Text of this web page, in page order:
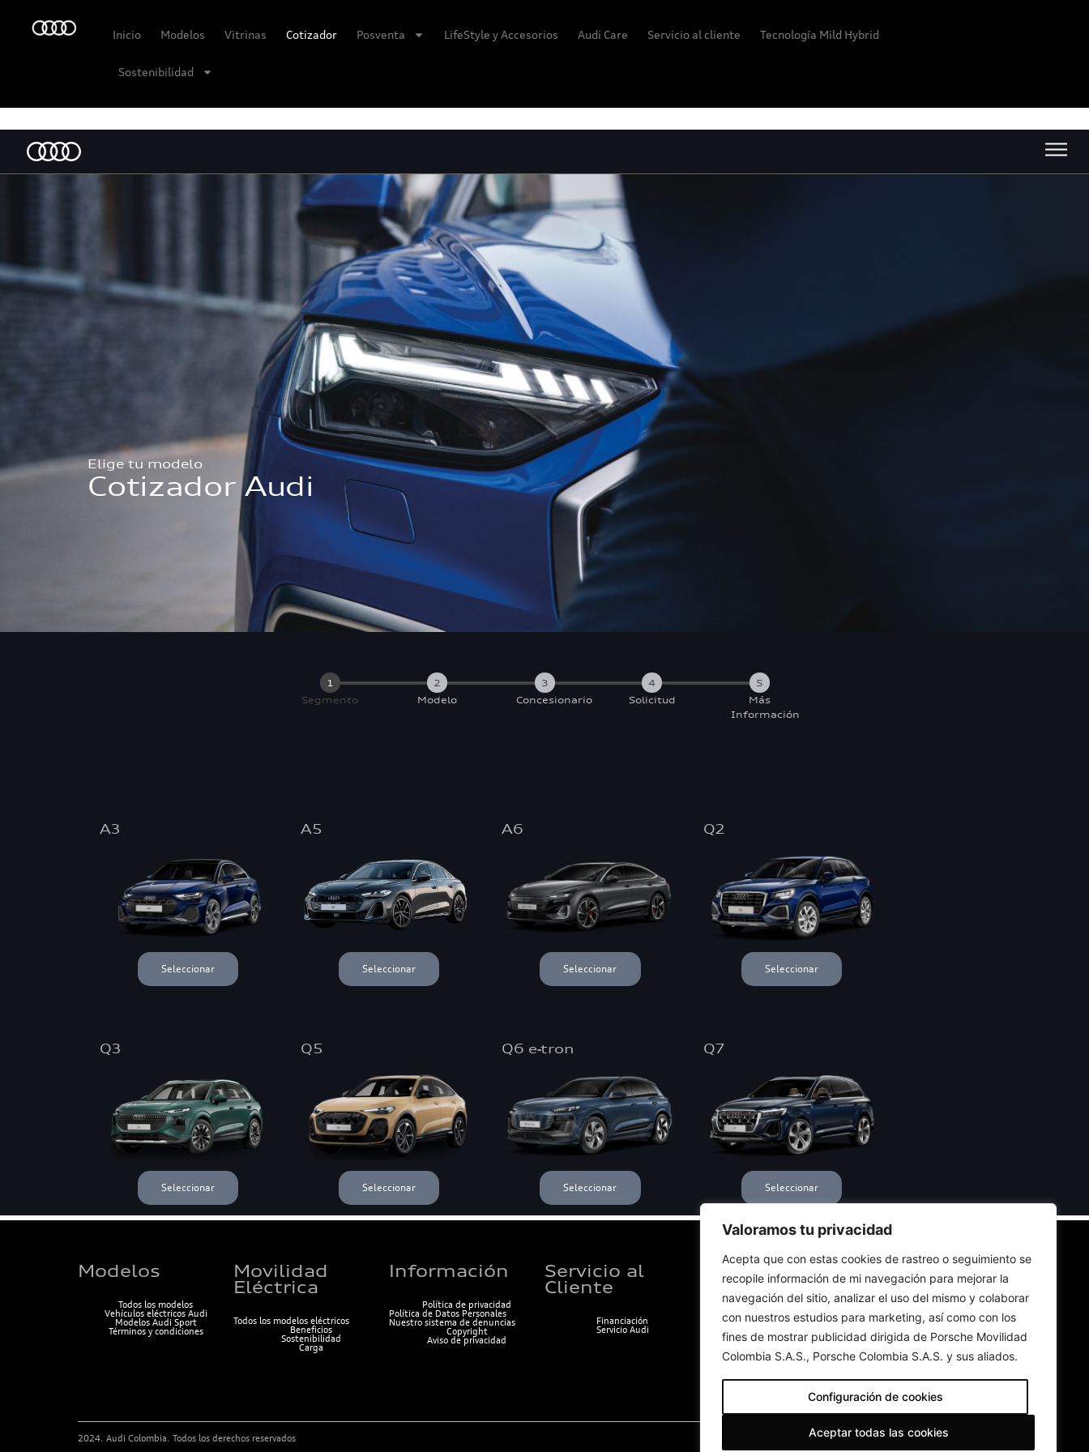
Valoramos tu privacidad
Acepta que con estas cookies de rastreo o seguimiento se
recopile información de mi navegación para mejorar la
navegación del sitio, analizar el uso del mismo y colaborar
con nuestros estudios para marketing, así como con los
fines de mostrar publicidad dirigida de Porsche Movilidad
Colombia S.A.S., Porsche Colombia S.A.S. y sus aliados.
Configuración de cookies
Aceptar todas las cookies
Inicio Modelos Vitrinas Cotizador Posventa LifeStyle y Accesorios Audi Care Servicio al cliente Tecnología Mild Hybrid
Sostenibilidad
Modelos
Todos los modelos
Vehículos eléctricos Audi
Modelos Audi Sport
Términos y condiciones
Movilidad
Eléctrica
Todos los modelos eléctricos
Beneficios
Sostenibilidad
Carga
Información
Política de privacidad
Política de Datos Personales
Nuestro sistema de denuncias
Copyright
Aviso de privacidad
Servicio al
Cliente
Financiación
Servicio Audi
COTIZADOR
2024. Audi Colombia. Todos los derechos reservados